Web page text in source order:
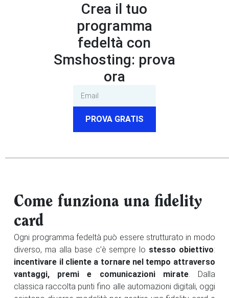
Crea il tuo
programma
fedeltà con
Smshosting: prova
ora
PROVA GRATIS
Come funziona una fidelity
card
Ogni programma fedeltà può essere strutturato in modo
diverso, ma alla base c’è sempre lo stesso obiettivo:
incentivare il cliente a tornare nel tempo attraverso
vantaggi, premi e comunicazioni mirate. Dalla
classica raccolta punti fino alle automazioni digitali, oggi